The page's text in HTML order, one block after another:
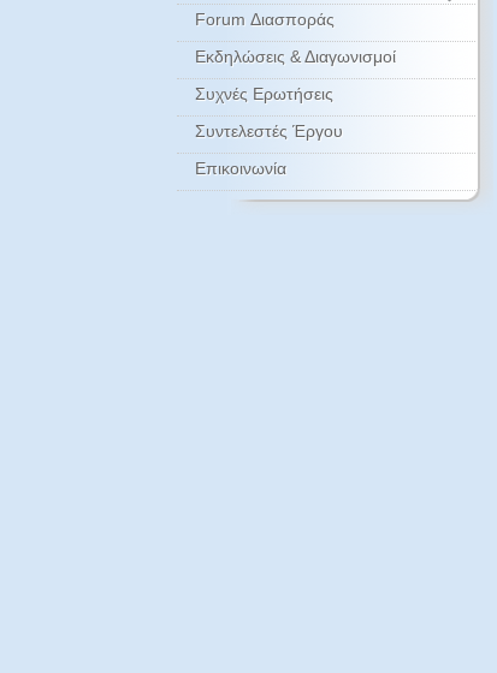
Forum Διασποράς
Εκδηλώσεις & Διαγωνισμοί
Συχνές Ερωτήσεις
Συντελεστές Έργου
Επικοινωνία